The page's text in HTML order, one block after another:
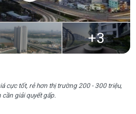
+3
cực tốt, rẻ hơn thị trường 200 - 300 triệu,
cần giải quyết gấp.